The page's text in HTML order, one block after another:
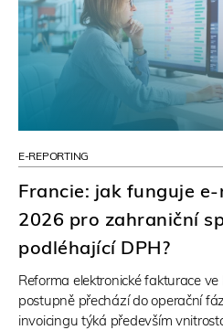
E-REPORTING
Francie: jak funguje
2026 pro zahraniční
podléhající DPH?
Reforma elektronické fakturace
postupně přechází do operační
invoicingu týká především